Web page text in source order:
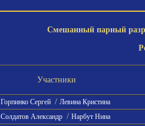
Смешанный парный
Участники
Горпинко Сергей / Левина Кристина
Солдатов Александр / Нарбут Нина